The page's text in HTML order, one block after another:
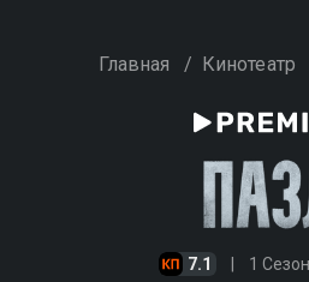
Главная / Кинотеатр
7.1 1 Сезон